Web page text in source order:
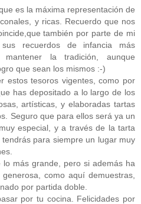
es la máxima representación de
y ricas. Recuerdo que nos
también por parte de mi
recuerdos de infancia más
la tradición, aunque
que sean los mismos :-)
estos tesoros vigentes, como por
has depositado a lo largo de los
artísticas, y elaboradas tartas
Seguro que para ellos será ya un
especial, y a través de la tarta
para siempre un lugar muy
lo más grande, pero si además ha
como aquí demuestras,
por partida doble.
por tu cocina. Felicidades por